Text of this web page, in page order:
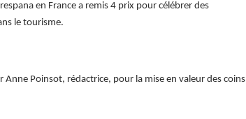
en France a remis 4 prix pour célébrer des
le tourisme.
Anne Poinsot, rédactrice, pour la mise en valeur des coins